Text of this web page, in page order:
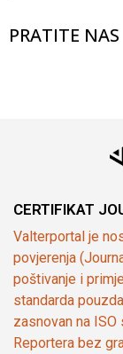
PRATITE NAS
CERTIFIKAT
Valterportal je
povjerenja
poštivanje i
standarda
zasnovan na
Reportera bez